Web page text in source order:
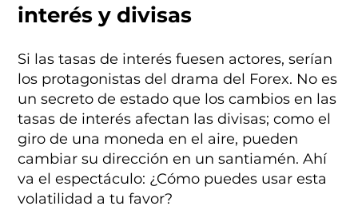
interés y divisas
Si las tasas de interés fuesen actores, serían
los protagonistas del drama del Forex. No es
un secreto de estado que los cambios en las
tasas de interés afectan las divisas; como el
giro de una moneda en el aire, pueden
cambiar su dirección en un santiamén. Ahí
va el espectáculo: ¿Cómo puedes usar esta
volatilidad a tu favor?